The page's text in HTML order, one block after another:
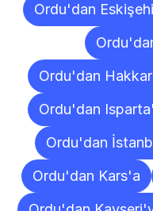
Ordu'dan
Ordu'dan
Ordu'dan
Ordu'dan
Ordu'dan Kars'a